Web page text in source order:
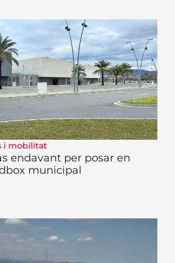
i mobilitat
endavant per posar en
municipal